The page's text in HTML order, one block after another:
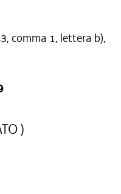
comma 1, lettera b),
)